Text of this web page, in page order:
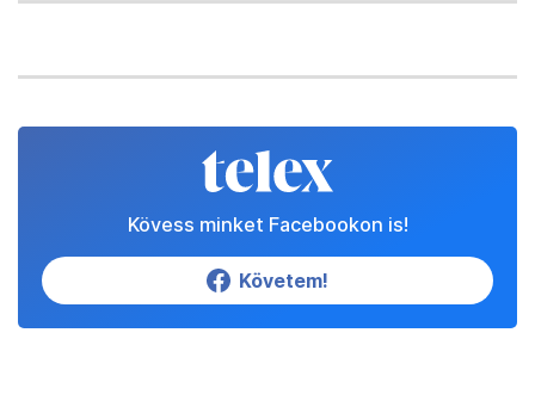
Kövess minket Facebookon is!
Követem!